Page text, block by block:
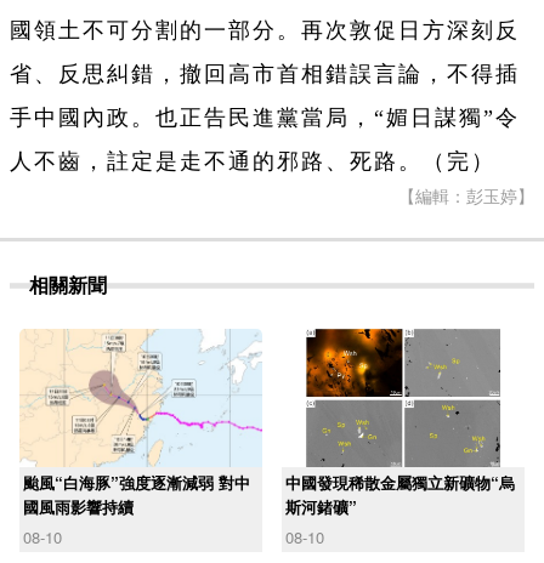
國領土不可分割的一部分。再次敦促日方深刻反
省、反思糾錯，撤回高市首相錯誤言論，不得插
手中國內政。也正告民進黨當局，“媚日謀獨”令
人不齒，註定是走不通的邪路、死路。（完）
【編輯：彭玉婷】
相關新聞
颱風“白海豚”強度逐漸減弱 對中
國風雨影響持續
08-10
中國發現稀散金屬獨立新礦物“烏
斯河鍺礦”
08-10